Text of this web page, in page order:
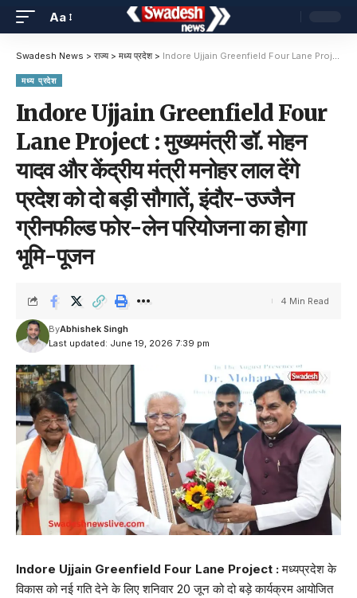
Aa
Swadesh News > राज्य> मध्य प्रदेश> Indore Ujjain Greenfield Four Lane Project : मुख्यमंत्री डॉ. मोहन यादव और केंद्रीय मंत्री मनोहर लाल देंगे प्रदेश को दो बड़ी सौगातें, इंदौर-उज्जैन ग्रीनफील्ड फोर-लेन परियोजना का होगा भूमि-पूजन
मध्य प्रदेश
Indore Ujjain Greenfield Four
Lane Project : मुख्यमंत्री डॉ. मोहन
यादव और केंद्रीय मंत्री मनोहर लाल देंगे
प्रदेश को दो बड़ी सौगातें, इंदौर-उज्जैन
ग्रीनफील्ड फोर-लेन परियोजना का होगा
भूमि-पूजन
Last updated: June 19, 2026 7:39 pm
ByAbhishek Singh
4 Min Read
Indore Ujjain Greenfield Four Lane Project : मध्यप्रदेश के
विकास को नई गति देने के लिए शनिवार 20 जून को दो बड़े कार्यक्रम आयोजित